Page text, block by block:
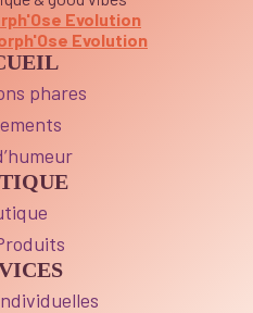
phares